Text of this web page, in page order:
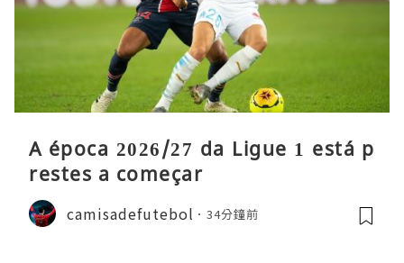
A época 2026/27 da Ligue 1 está p
restes a começar
camisadefutebol 34分鐘前